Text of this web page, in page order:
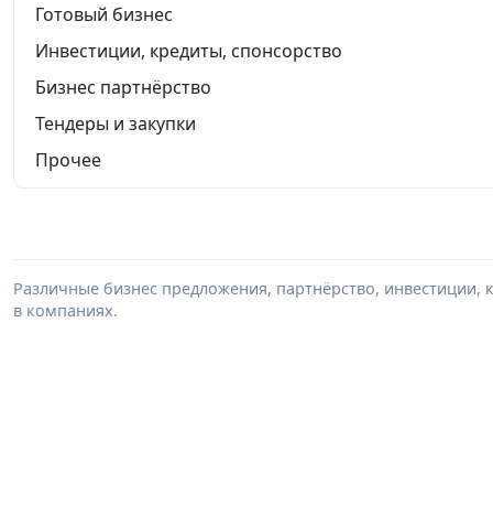
Готовый бизнес
Инвестиции, кредиты, спонсорство
Бизнес партнёрство
Тендеры и закупки
Прочее
Различные бизнес предложения, партнёрство,
в компаниях.